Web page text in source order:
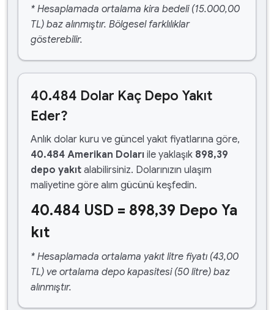
* Hesaplamada ortalama kira bedeli (15.000,00
TL) baz alınmıştır. Bölgesel farklılıklar
gösterebilir.
40.484 Dolar Kaç Depo Yakıt
Eder?
Anlık dolar kuru ve güncel yakıt fiyatlarına göre,
40.484 Amerikan Doları ile yaklaşık 898,39
depo yakıt alabilirsiniz. Dolarınızın ulaşım
maliyetine göre alım gücünü keşfedin.
40.484 USD = 898,39 Depo Ya
kıt
* Hesaplamada ortalama yakıt litre fiyatı (43,00
TL) ve ortalama depo kapasitesi (50 litre) baz
alınmıştır.